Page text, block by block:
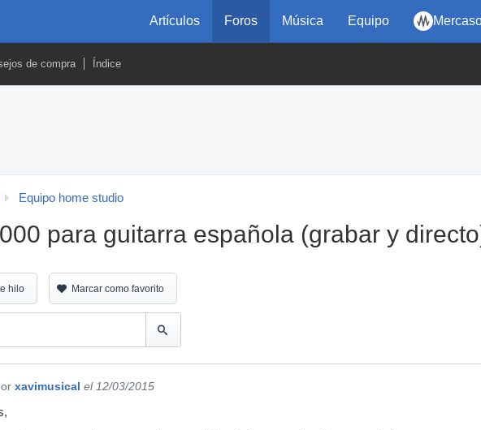
Artículos Foros Música Equipo
de compra Índice
Equipo home studio
para guitarra española (grabar y
hilo Marcar como favorito
xavimusical el 12/03/2015